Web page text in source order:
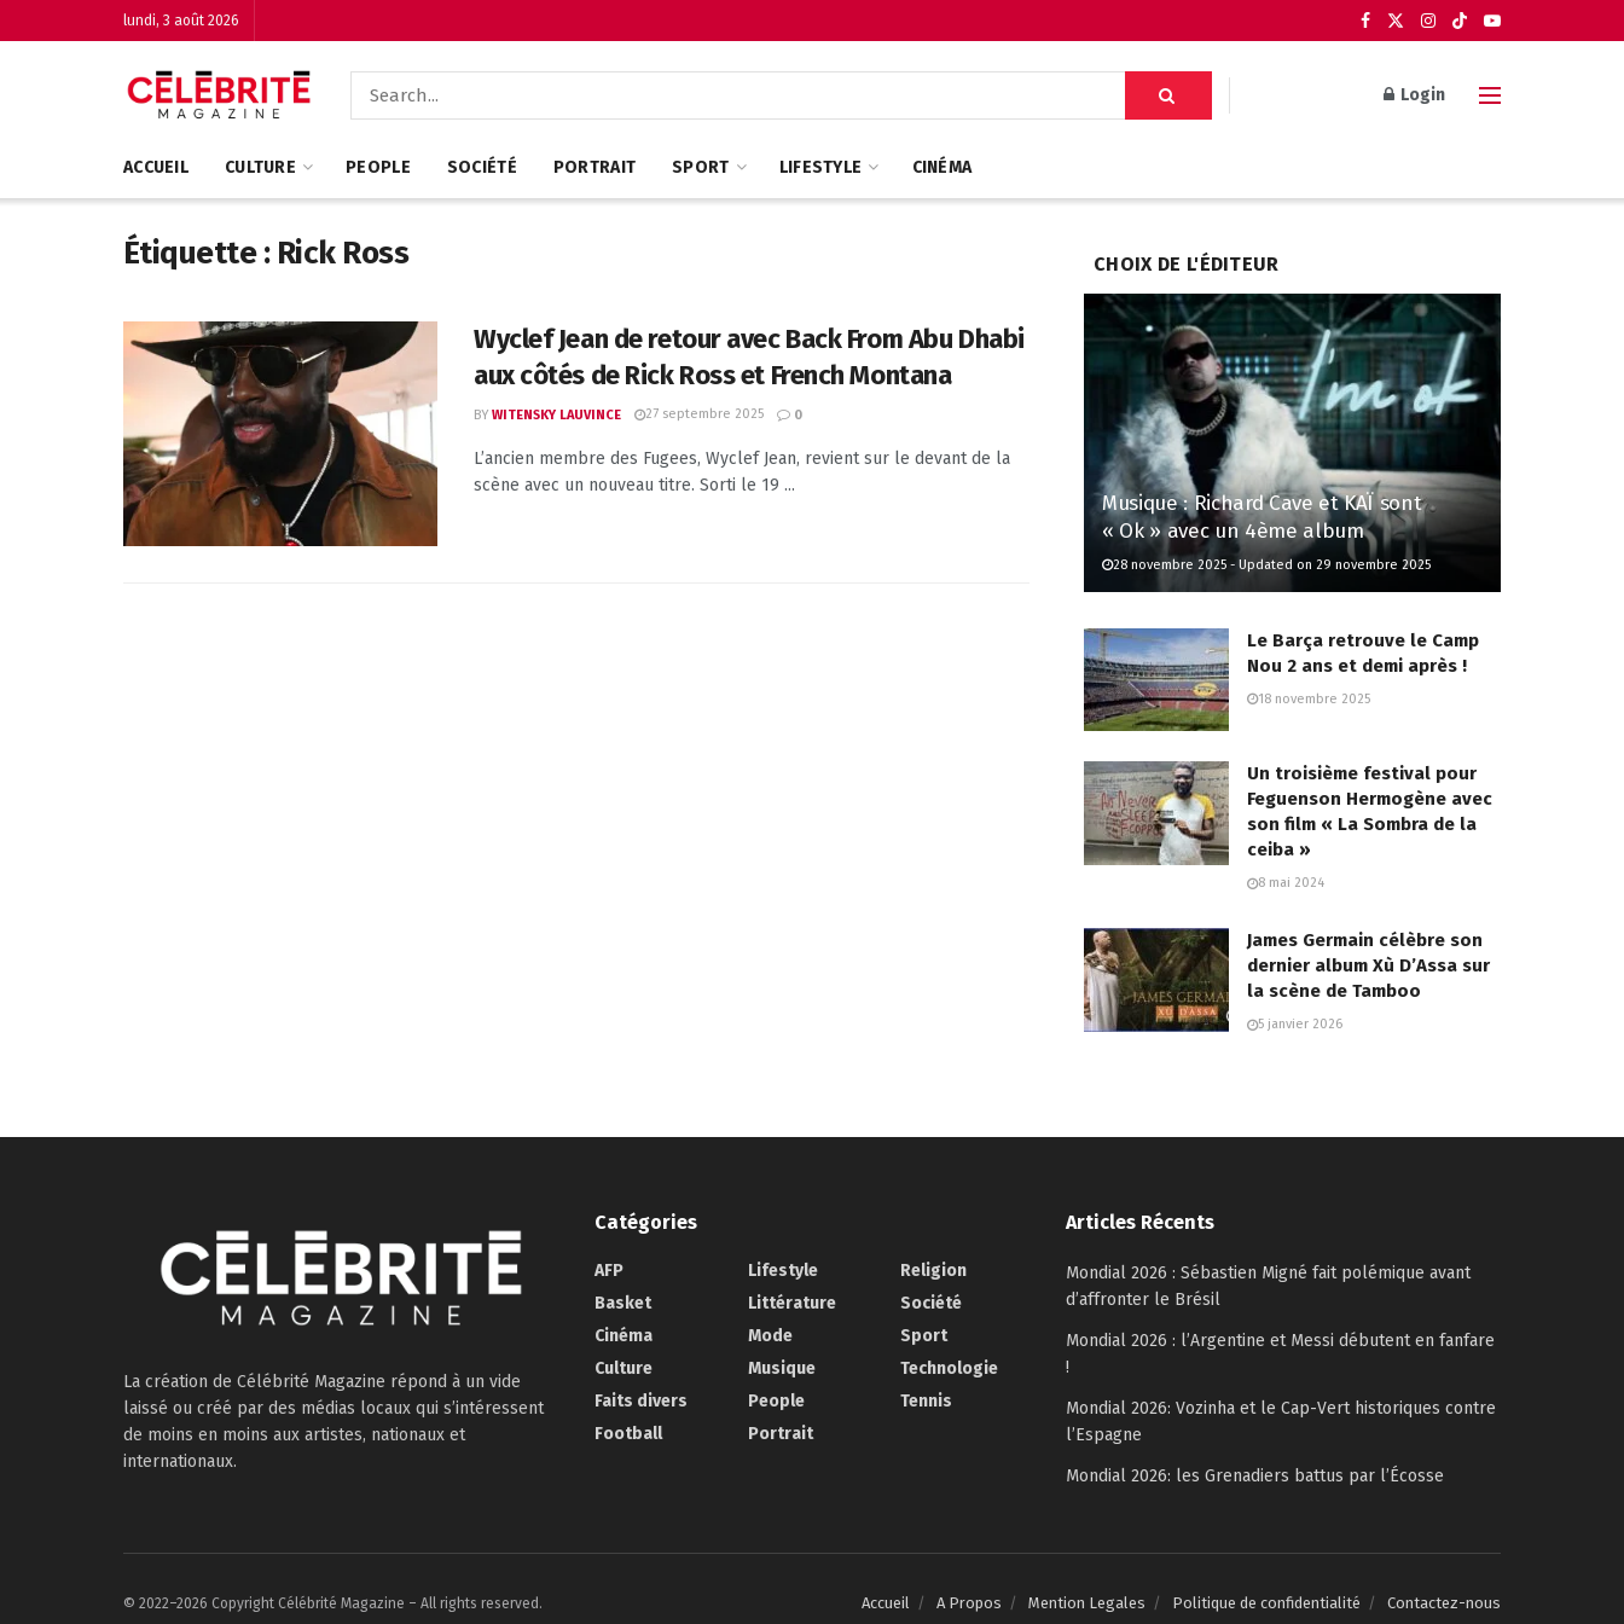
lundi, 3 août 2026
Login
ACCUEIL CULTURE PEOPLE SOCIÉTÉ PORTRAIT SPORT LIFESTYLE CINÉMA
Étiquette : Rick Ross
Wyclef Jean de retour avec Back From Abu Dhabi
aux côtés de Rick Ross et French Montana
BY WITENSKY LAUVINCE 27 septembre 2025 0
L’ancien membre des Fugees, Wyclef Jean, revient sur le devant de la
scène avec un nouveau titre. Sorti le 19 ...
CHOIX DE L'ÉDITEUR
Musique : Richard Cave et KAÏ sont
« Ok » avec un 4ème album
28 novembre 2025 - Updated on 29 novembre 2025
Le Barça retrouve le Camp
Nou 2 ans et demi après !
18 novembre 2025
Un troisième festival pour
Feguenson Hermogène avec
son film « La Sombra de la
ceiba »
8 mai 2024
James Germain célèbre son
dernier album Xù D’Assa sur
la scène de Tamboo
5 janvier 2026
La création de Célébrité Magazine répond à un vide
laissé ou créé par des médias locaux qui s’intéressent
de moins en moins aux artistes, nationaux et
internationaux.
Catégories
AFP
Basket
Cinéma
Culture
Faits divers
Football
Lifestyle
Littérature
Mode
Musique
People
Portrait
Religion
Société
Sport
Technologie
Tennis
Articles Récents
Mondial 2026 : Sébastien Migné fait polémique avant
d’affronter le Brésil
Mondial 2026 : l’Argentine et Messi débutent en fanfare
!
Mondial 2026: Vozinha et le Cap-Vert historiques contre
l’Espagne
Mondial 2026: les Grenadiers battus par l’Écosse
Accueil A Propos Mention Legales Politique de confidentialité Contactez-nous
© 2022–2026 Copyright Célébrité Magazine – All rights reserved.